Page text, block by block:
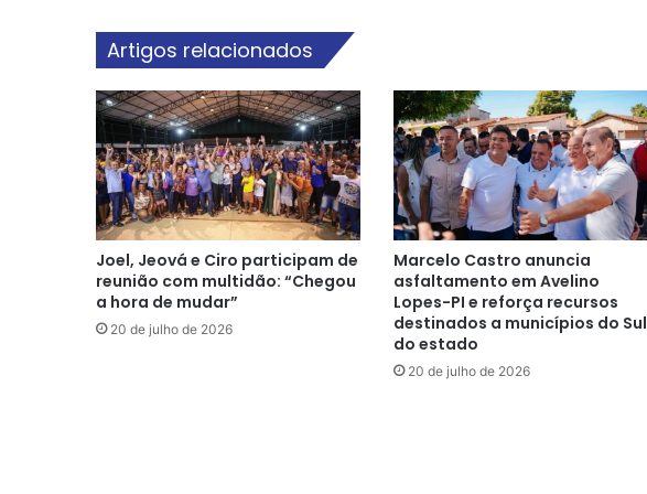
Artigos relacionados
Joel, Jeová e Ciro participam de
reunião com multidão: “Chegou
a hora de mudar”
20 de julho de 2026
Marcelo Castro anuncia
asfaltamento em Avelino
Lopes-PI e reforça recursos
destinados a municípios do Sul
do estado
20 de julho de 2026